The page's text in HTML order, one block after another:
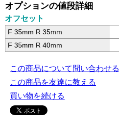
オプションの値段詳細
オフセット
F 35mm R 35mm
F 35mm R 40mm
この商品について問い合わせる
この商品を友達に教える
買い物を続ける